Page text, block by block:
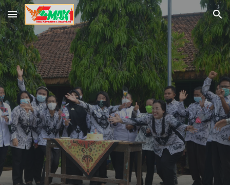
Skip to main content Skip to navigation